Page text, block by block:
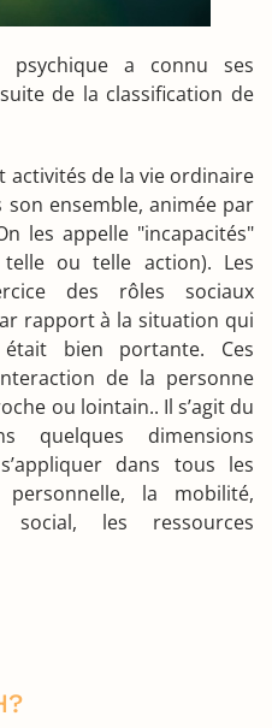
psychique a connu ses
de la classification de
activités de la vie ordinaire
ensemble, animée par
les appelle "incapacités"
ou telle action). Les
des rôles sociaux
rapport à la situation qui
bien portante. Ces
de la personne
ou lointain.. Il s’agit du
quelques dimensions
dans tous les
la mobilité,
social, les ressources